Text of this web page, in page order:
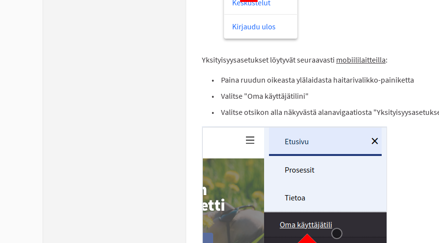
Yksityisyysasetukset löytyvät seuraavasti mobiililaitteilla:
Paina ruudun oikeasta ylälaidasta haitarivalikko-painiketta
Valitse "Oma käyttäjätilini"
Valitse otsikon alla näkyvästä alanavigaatiosta